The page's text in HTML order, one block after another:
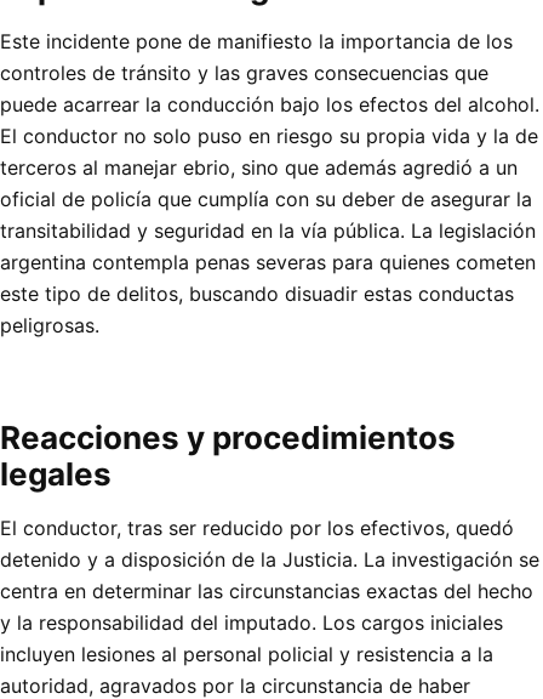
Este incidente pone de manifiesto la importancia de los
controles de tránsito y las graves consecuencias que
puede acarrear la conducción bajo los efectos del alcohol.
El conductor no solo puso en riesgo su propia vida y la de
terceros al manejar ebrio, sino que además agredió a un
oficial de policía que cumplía con su deber de asegurar la
transitabilidad y seguridad en la vía pública. La legislación
argentina contempla penas severas para quienes cometen
este tipo de delitos, buscando disuadir estas conductas
peligrosas.
Reacciones y procedimientos
legales
El conductor, tras ser reducido por los efectivos, quedó
detenido y a disposición de la Justicia. La investigación se
centra en determinar las circunstancias exactas del hecho
y la responsabilidad del imputado. Los cargos iniciales
incluyen lesiones al personal policial y resistencia a la
autoridad, agravados por la circunstancia de haber